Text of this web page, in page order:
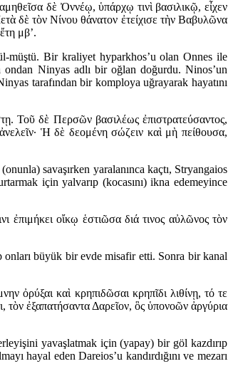
δὲ Ὀννέῳ, ὑπάρχῳ τινὶ βασιλικῷ, εἶχεν
δὲ τὸν Νίνου θάνατον ἐτείχισε τὴν Βαβυλῶνα
μβ’.
müştü. Bir kraliyet hyparkhos’u olan Onnes ile
Ninyas adlı bir oğlan doğurdu. Ninos’un
tarafından bir komploya uğrayarak hayatını
Τοῦ δὲ Περσῶν βασιλέως ἐπιστρατεύσαντος,
Ἡ δὲ δεομένη σώζειν καὶ μὴ πείθουσα,
savaşırken yaralanınca kaçtı, Stryangaios
için yalvarıp (kocasını) ikna edemeyince
ἐπιμήκει οἴκῳ ἑστιῶσα διά τινος αὐλῶνος τὸν
onları büyük bir evde misafir etti. Sonra bir kanal
ὀρύξαι καὶ κρηπιδῶσαι κρηπῖδι λιθίνῃ, τό τε
τὸν ἐξαπατήσαντα Δαρεῖον, ὃς ὑπονοῶν ἀργύρια
yavaşlatmak için (yapay) bir göl kazdırıp
hayal eden Dareios’u kandırdığını ve mezarı